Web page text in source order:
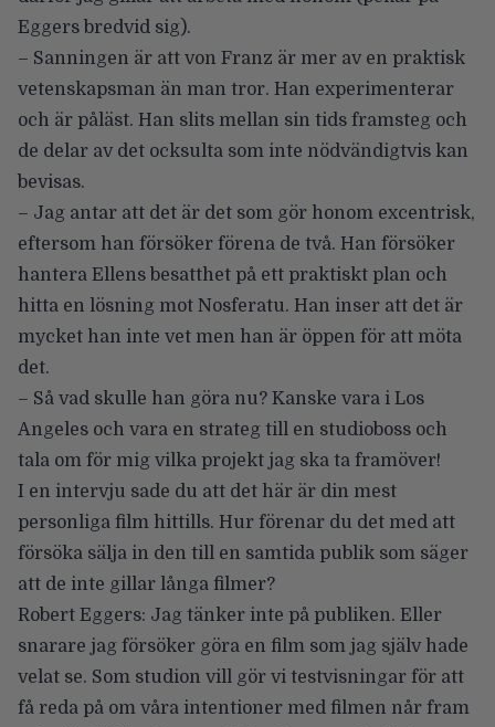
Eggers bredvid sig).
– Sanningen är att von Franz är mer av en praktisk
vetenskapsman än man tror. Han experimenterar
och är påläst. Han slits mellan sin tids framsteg och
de delar av det ocksulta som inte nödvändigtvis kan
bevisas.
– Jag antar att det är det som gör honom excentrisk,
eftersom han försöker förena de två. Han försöker
hantera Ellens besatthet på ett praktiskt plan och
hitta en lösning mot Nosferatu. Han inser att det är
mycket han inte vet men han är öppen för att möta
det.
– Så vad skulle han göra nu? Kanske vara i Los
Angeles och vara en strateg till en studioboss och
tala om för mig vilka projekt jag ska ta framöver!
I en intervju sade du att det här är din mest
personliga film hittills. Hur förenar du det med att
försöka sälja in den till en samtida publik som säger
att de inte gillar långa filmer?
Robert Eggers: Jag tänker inte på publiken. Eller
snarare jag försöker göra en film som jag själv hade
velat se. Som studion vill gör vi testvisningar för att
få reda på om våra intentioner med filmen når fram